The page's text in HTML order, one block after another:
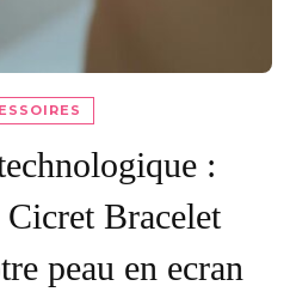
:
Bracelet
peau en ecran